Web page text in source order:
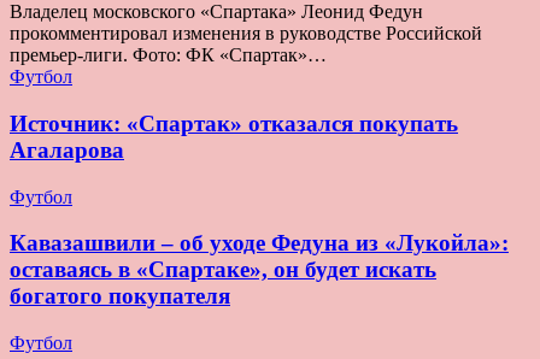
Владелец московского «Спартака» Леонид Федун
прокомментировал изменения в руководстве Российской
премьер-лиги. Фото: ФК «Спартак»…
Футбол
Источник: «Спартак» отказался покупать
Агаларова
Футбол
Кавазашвили – об уходе Федуна из «Лукойла»:
оставаясь в «Спартаке», он будет искать
богатого покупателя
Футбол